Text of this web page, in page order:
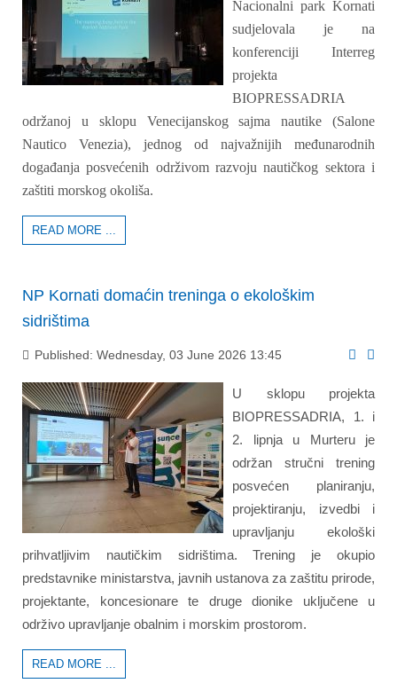
Nacionalni park Kornati
sudjelovala je na
konferenciji Interreg
projekta
BIOPRESSADRIA
održanoj u sklopu Venecijanskog sajma nautike (Salone
Nautico Venezia), jednog od najvažnijih međunarodnih
događanja posvećenih održivom razvoju nautičkog sektora i
zaštiti morskog okoliša.
READ MORE ...
NP Kornati domaćin treninga o ekološkim
sidrištima
Published: Wednesday, 03 June 2026 13:45
U sklopu projekta
BIOPRESSADRIA, 1. i
2. lipnja u Murteru je
održan stručni trening
posvećen planiranju,
projektiranju, izvedbi i
upravljanju ekološki
prihvatljivim nautičkim sidrištima. Trening je okupio
predstavnike ministarstva, javnih ustanova za zaštitu prirode,
projektante, koncesionare te druge dionike uključene u
održivo upravljanje obalnim i morskim prostorom.
READ MORE ...